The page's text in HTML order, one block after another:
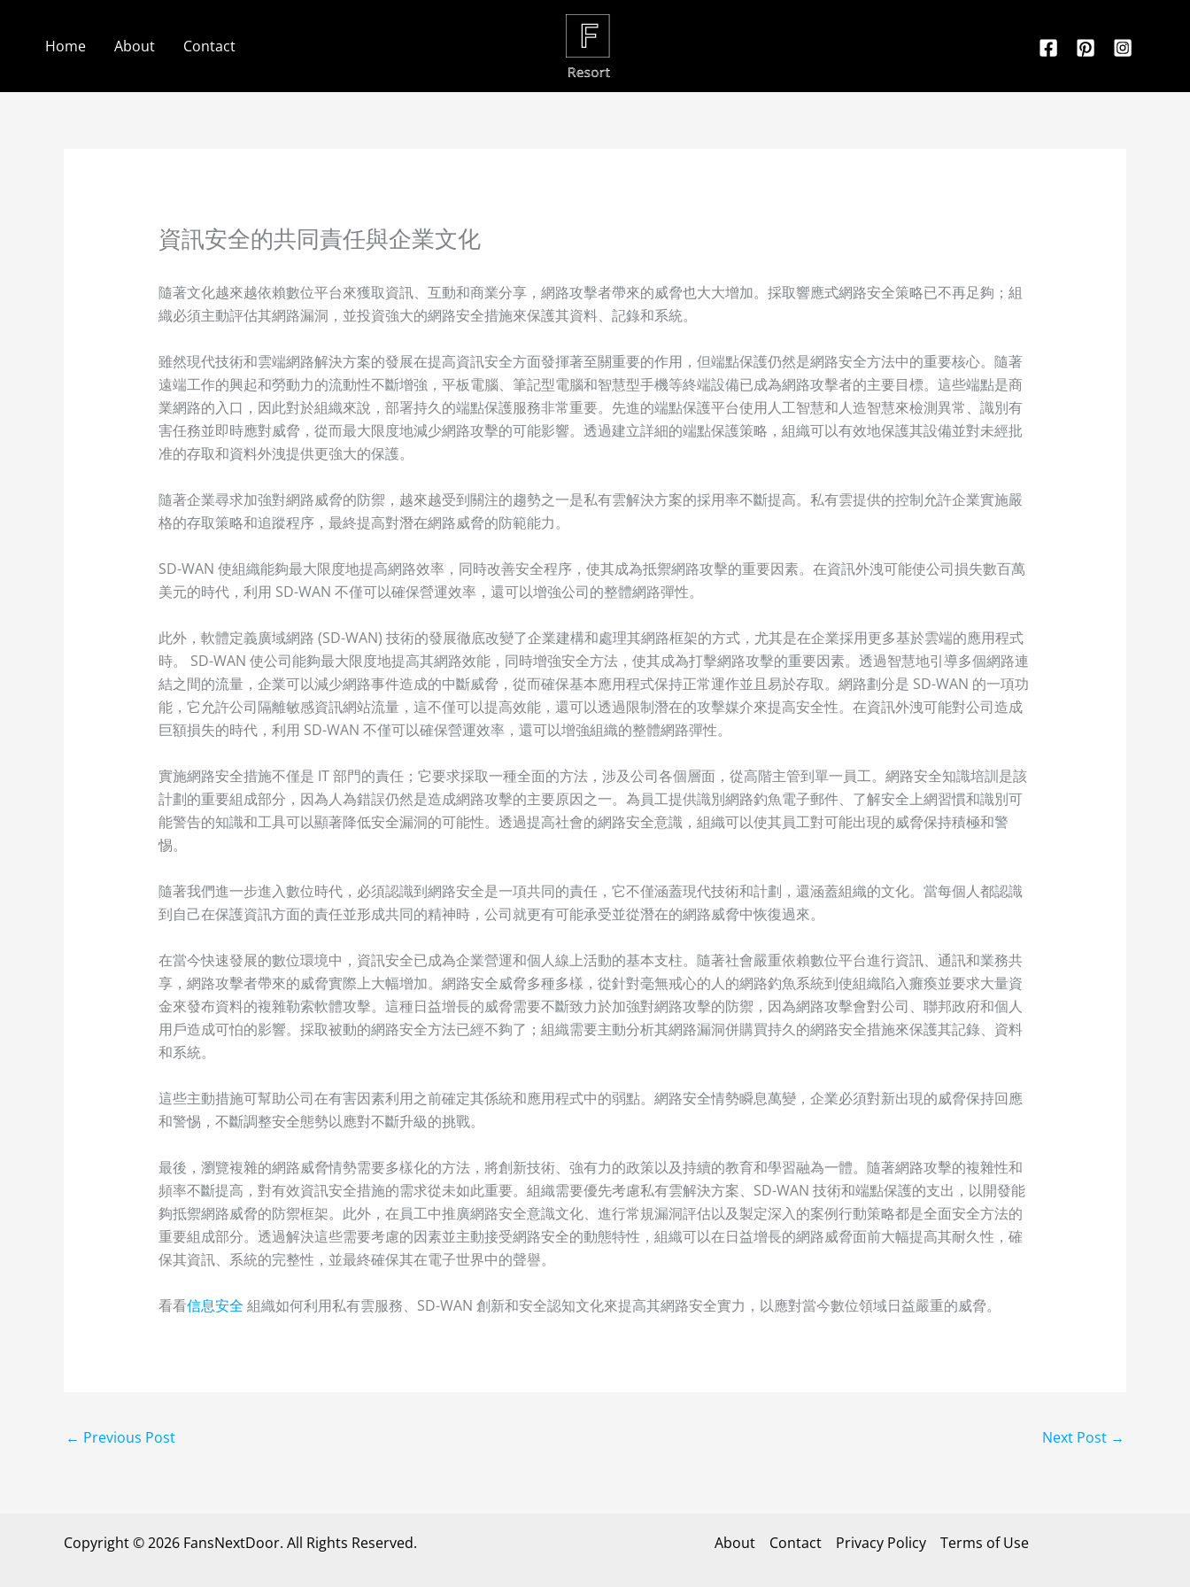
content
Home About Contact
資訊安全的共同責任與企業文化
隨著文化越來越依賴數位平台來獲取資訊、互動和商業分享，網路攻擊者帶來的威脅也大大增加。採取響應式網路安全策略已不再足夠；組
織必須主動評估其網路漏洞，並投資強大的網路安全措施來保護其資料、記錄和系統。
雖然現代技術和雲端網路解決方案的發展在提高資訊安全方面發揮著至關重要的作用，但端點保護仍然是網路安全方法中的重要核心。隨著
遠端工作的興起和勞動力的流動性不斷增強，平板電腦、筆記型電腦和智慧型手機等終端設備已成為網路攻擊者的主要目標。這些端點是商
業網路的入口，因此對於組織來說，部署持久的端點保護服務非常重要。先進的端點保護平台使用人工智慧和人造智慧來檢測異常、識別有
害任務並即時應對威脅，從而最大限度地減少網路攻擊的可能影響。透過建立詳細的端點保護策略，組織可以有效地保護其設備並對未經批
准的存取和資料外洩提供更強大的保護。
隨著企業尋求加強對網路威脅的防禦，越來越受到關注的趨勢之一是私有雲解決方案的採用率不斷提高。私有雲提供的控制允許企業實施嚴
格的存取策略和追蹤程序，最終提高對潛在網路威脅的防範能力。
SD-WAN 使組織能夠最大限度地提高網路效率，同時改善安全程序，使其成為抵禦網路攻擊的重要因素。在資訊外洩可能使公司損失數百萬
美元的時代，利用 SD-WAN 不僅可以確保營運效率，還可以增強公司的整體網路彈性。
此外，軟體定義廣域網路 (SD-WAN) 技術的發展徹底改變了企業建構和處理其網路框架的方式，尤其是在企業採用更多基於雲端的應用程式
時。 SD-WAN 使公司能夠最大限度地提高其網路效能，同時增強安全方法，使其成為打擊網路攻擊的重要因素。透過智慧地引導多個網路連
結之間的流量，企業可以減少網路事件造成的中斷威脅，從而確保基本應用程式保持正常運作並且易於存取。網路劃分是 SD-WAN 的一項功
能，它允許公司隔離敏感資訊網站流量，這不僅可以提高效能，還可以透過限制潛在的攻擊媒介來提高安全性。在資訊外洩可能對公司造成
巨額損失的時代，利用 SD-WAN 不僅可以確保營運效率，還可以增強組織的整體網路彈性。
實施網路安全措施不僅是 IT 部門的責任；它要求採取一種全面的方法，涉及公司各個層面，從高階主管到單一員工。網路安全知識培訓是該
計劃的重要組成部分，因為人為錯誤仍然是造成網路攻擊的主要原因之一。為員工提供識別網路釣魚電子郵件、了解安全上網習慣和識別可
能警告的知識和工具可以顯著降低安全漏洞的可能性。透過提高社會的網路安全意識，組織可以使其員工對可能出現的威脅保持積極和警
惕。
隨著我們進一步進入數位時代，必須認識到網路安全是一項共同的責任，它不僅涵蓋現代技術和計劃，還涵蓋組織的文化。當每個人都認識
到自己在保護資訊方面的責任並形成共同的精神時，公司就更有可能承受並從潛在的網路威脅中恢復過來。
在當今快速發展的數位環境中，資訊安全已成為企業營運和個人線上活動的基本支柱。隨著社會嚴重依賴數位平台進行資訊、通訊和業務共
享，網路攻擊者帶來的威脅實際上大幅增加。網路安全威脅多種多樣，從針對毫無戒心的人的網路釣魚系統到使組織陷入癱瘓並要求大量資
金來發布資料的複雜勒索軟體攻擊。這種日益增長的威脅需要不斷致力於加強對網路攻擊的防禦，因為網路攻擊會對公司、聯邦政府和個人
用戶造成可怕的影響。採取被動的網路安全方法已經不夠了；組織需要主動分析其網路漏洞併購買持久的網路安全措施來保護其記錄、資料
和系統。
這些主動措施可幫助公司在有害因素利用之前確定其係統和應用程式中的弱點。網路安全情勢瞬息萬變，企業必須對新出現的威脅保持回應
和警惕，不斷調整安全態勢以應對不斷升級的挑戰。
最後，瀏覽複雜的網路威脅情勢需要多樣化的方法，將創新技術、強有力的政策以及持續的教育和學習融為一體。隨著網路攻擊的複雜性和
頻率不斷提高，對有效資訊安全措施的需求從未如此重要。組織需要優先考慮私有雲解決方案、SD-WAN 技術和端點保護的支出，以開發能
夠抵禦網路威脅的防禦框架。此外，在員工中推廣網路安全意識文化、進行常規漏洞評估以及製定深入的案例行動策略都是全面安全方法的
重要組成部分。透過解決這些需要考慮的因素並主動接受網路安全的動態特性，組織可以在日益增長的網路威脅面前大幅提高其耐久性，確
保其資訊、系統的完整性，並最終確保其在電子世界中的聲譽。
看看信息安全 組織如何利用私有雲服務、SD-WAN 創新和安全認知文化來提高其網路安全實力，以應對當今數位領域日益嚴重的威脅。
← Previous Post Next Post →
Copyright © 2026 FansNextDoor. All Rights Reserved. About Contact Privacy Policy Terms of Use